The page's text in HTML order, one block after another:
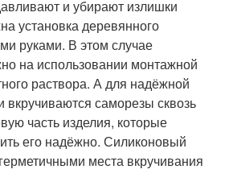
и убирают излишки
установка деревянного
руками. В этом случае
на использовании монтажной
раствора. А для надёжной
саморезы сквозь
часть изделия, которые
его надёжно. Силиконовый
места вкручивания